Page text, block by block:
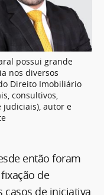
possui grande
nos diversos
Direito Imobiliário
consultivos,
judiciais), autor e
então foram
de
casos de iniciativa